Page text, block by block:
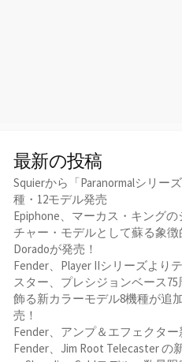
最新の投稿
Squierから「Paranormalシリー
種・12モデル発売
Epiphone、マーカス・キングの
チャー・モデルとして蘇る象徴
Doradoが発売！
Fender、Player IIシリーズより
スター、プレシジョンベース75
飾る新カラーモデル8機種が追
売！
Fender、アンプ＆エフェクター
Fender、Jim Root Telecaster の